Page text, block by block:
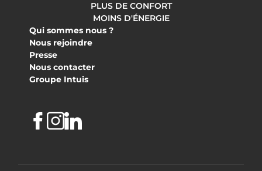
PLUS DE CONFORT
MOINS D'ÉNERGIE
Qui sommes nous ?
Nous rejoindre
Presse
Nous contacter
Groupe Intuis
Facebook
Instagram
Linkedin